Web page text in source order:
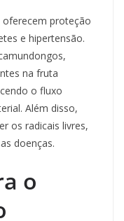
proteção
e hipertensão.
na fruta
o fluxo
Além disso,
os radicais livres,
doenças.
o